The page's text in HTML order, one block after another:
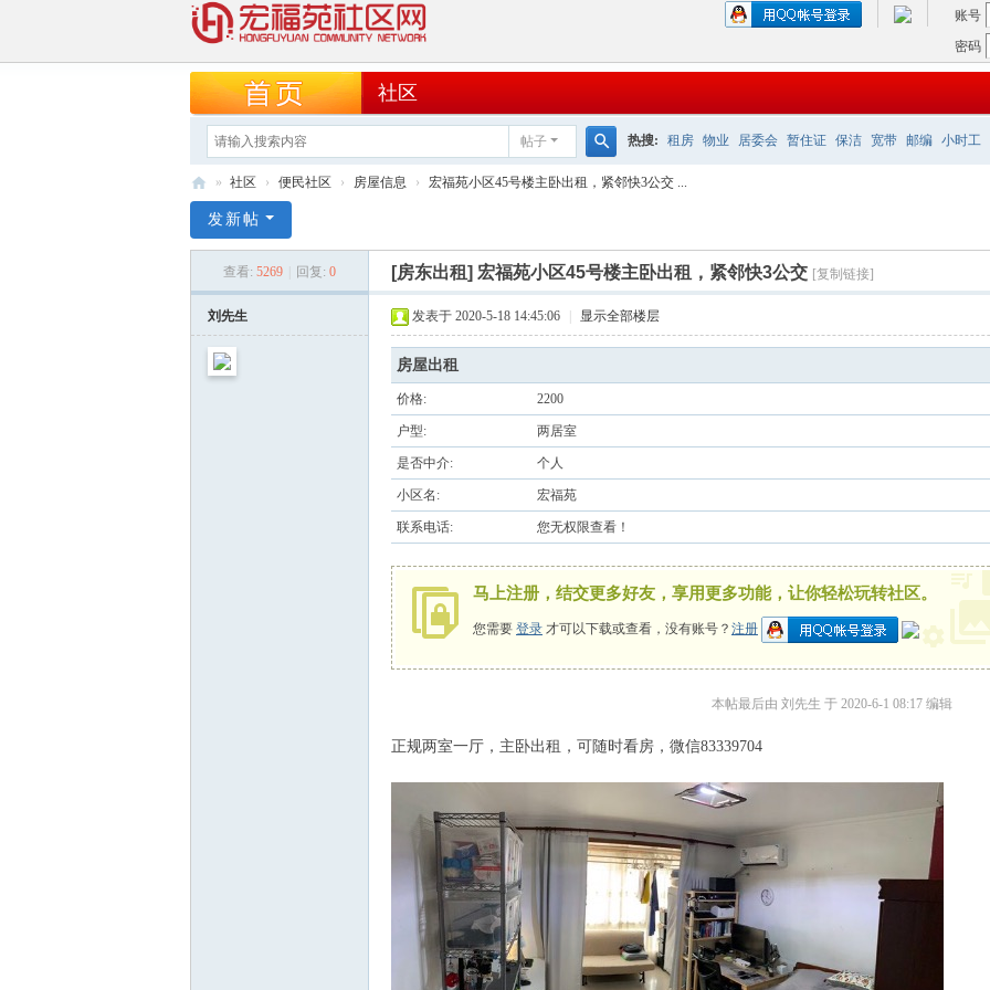
账号
密码
社区
帖子
索
热搜: 租房 物业 居委会 暂住证 保洁 宽带 邮编 小时工
福
» 社区 › 便民社区 › 房屋信息 › 宏福苑小区45号楼主卧出租，紧邻快3公交 ...
发新帖
查看: 5269 回复: 0 [房东出租] 宏福苑小区45号楼主卧出租，紧邻快3公交 [复制链接]
刘先生 发表于 2020-5-18 14:45:06 显示全部楼层
房屋出租
价格: 2200
户型: 两居室
是否中介: 个人
小区名: 宏福苑
联系电话: 您无权限查看！
马上注册，结交更多好友，享用更多功能，让你轻松玩转社区。
您需要 登录 才可以下载或查看，没有账号？ 注册
本帖最后由 刘先生 于 2020-6-1 08:17 编辑
正规两室一厅，主卧出租，可随时看房，微信83339704